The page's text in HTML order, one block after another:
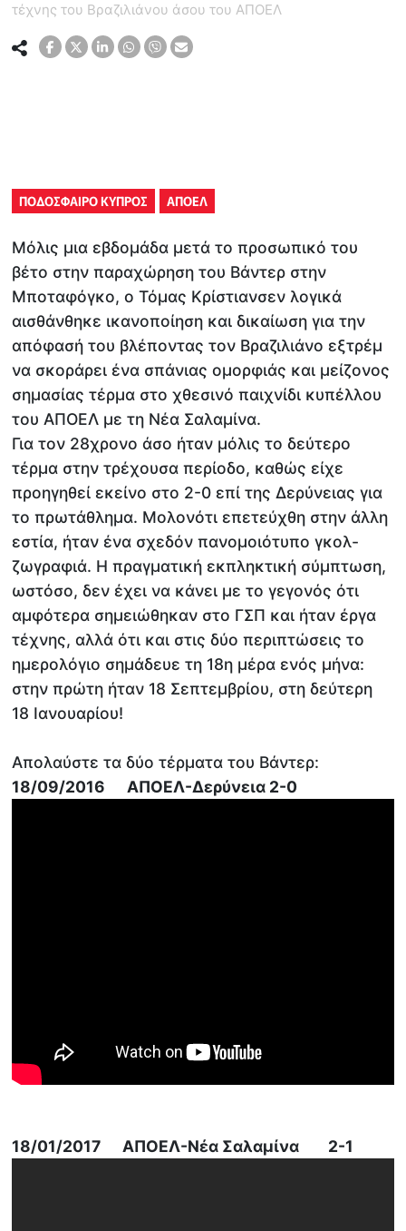
τέχνης του Βραζιλιάνου άσου του ΑΠΟΕΛ
ΠΟΔΟΣΦΑΙΡΟ ΚΥΠΡΟΣ ΑΠΟΕΛ
Μόλις μια εβδομάδα μετά το προσωπικό του
βέτο στην παραχώρηση του Βάντερ στην
Μποταφόγκο, ο Τόμας Κρίστιανσεν λογικά
αισθάνθηκε ικανοποίηση και δικαίωση για την
απόφασή του βλέποντας τον Βραζιλιάνο εξτρέμ
να σκοράρει ένα σπάνιας ομορφιάς και μείζονος
σημασίας τέρμα στο χθεσινό παιχνίδι κυπέλλου
του ΑΠΟΕΛ με τη Νέα Σαλαμίνα.
Για τον 28χρονο άσο ήταν μόλις το δεύτερο
τέρμα στην τρέχουσα περίοδο, καθώς είχε
προηγηθεί εκείνο στο 2-0 επί της Δερύνειας για
το πρωτάθλημα. Μολονότι επετεύχθη στην άλλη
εστία, ήταν ένα σχεδόν πανομοιότυπο γκολ-
ζωγραφιά. Η πραγματική εκπληκτική σύμπτωση,
ωστόσο, δεν έχει να κάνει με το γεγονός ότι
αμφότερα σημειώθηκαν στο ΓΣΠ και ήταν έργα
τέχνης, αλλά ότι και στις δύο περιπτώσεις το
ημερολόγιο σημάδευε τη 18η μέρα ενός μήνα:
στην πρώτη ήταν 18 Σεπτεμβρίου, στη δεύτερη
18 Ιανουαρίου!
Απολαύστε τα δύο τέρματα του Βάντερ:
18/09/2016 ΑΠΟΕΛ-Δερύνεια 2-0
18/01/2017 ΑΠΟΕΛ-Νέα Σαλαμίνα 2-1